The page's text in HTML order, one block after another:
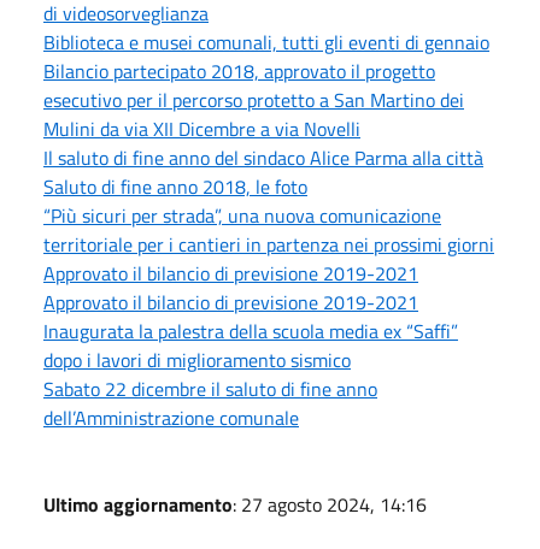
di videosorveglianza
Biblioteca e musei comunali, tutti gli eventi di gennaio
Bilancio partecipato 2018, approvato il progetto
esecutivo per il percorso protetto a San Martino dei
Mulini da via XII Dicembre a via Novelli
Il saluto di fine anno del sindaco Alice Parma alla città
Saluto di fine anno 2018, le foto
“Più sicuri per strada”, una nuova comunicazione
territoriale per i cantieri in partenza nei prossimi giorni
Approvato il bilancio di previsione 2019-2021
Approvato il bilancio di previsione 2019-2021
Inaugurata la palestra della scuola media ex “Saffi”
dopo i lavori di miglioramento sismico
Sabato 22 dicembre il saluto di fine anno
dell’Amministrazione comunale
Ultimo aggiornamento: 27 agosto 2024, 14:16